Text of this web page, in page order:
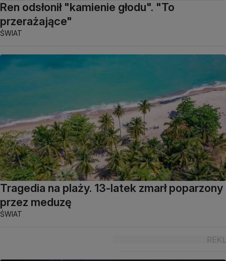
Ren odsłonił "kamienie głodu". "To
przerażające"
ŚWIAT
Tragedia na plaży. 13-latek zmarł poparzony
przez meduzę
ŚWIAT